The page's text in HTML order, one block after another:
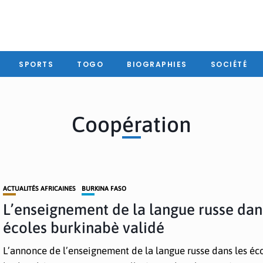
SPORTS TOGO BIOGRAPHIES SOCIÉTÉ
Coopération
ACTUALITÉS AFRICAINES BURKINA FASO
L’enseignement de la langue russe
écoles burkinabè validé
L’annonce de l’enseignement de la langue russe dans les